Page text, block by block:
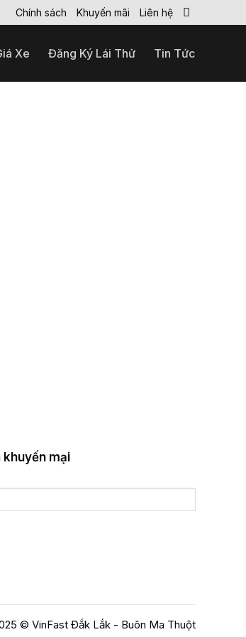
Chính sách Khuyến mãi Liên hệ
Xe Đăng Ký Lái Thử Tin Tức
mại
© VinFast Đắk Lắk - Buôn Ma Thuột